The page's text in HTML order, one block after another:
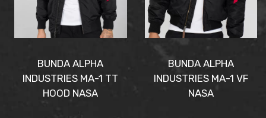
BUNDA ALPHA
INDUSTRIES MA-1 TT
HOOD NASA
BUNDA ALPHA
INDUSTRIES MA-1 VF
NASA